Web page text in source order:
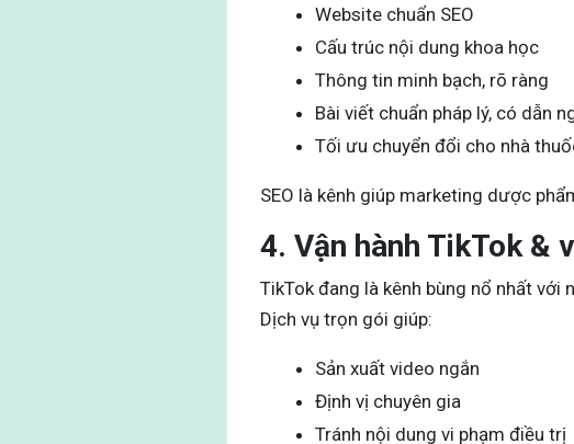
Website chuẩn SEO
Cấu trúc nội dung khoa học
Thông tin minh bạch, rõ ràng
Bài viết chuẩn pháp lý, có dẫn
Tối ưu chuyển đổi cho nhà
SEO là kênh giúp marketing dược
4. Vận hành TikTok &
TikTok đang là kênh bùng nổ nhất với
Dịch vụ trọn gói giúp:
Sản xuất video ngắn
Định vị chuyên gia
Tránh nội dung vi phạm điều trị